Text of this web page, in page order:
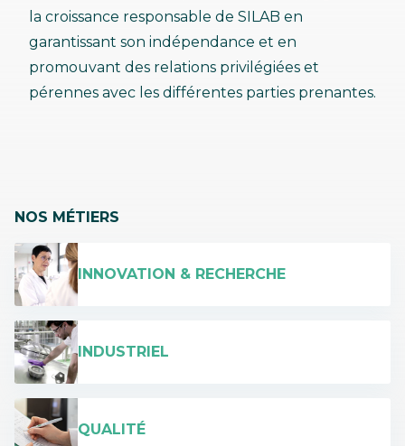
la croissance responsable de SILAB en
garantissant son indépendance et en
promouvant des relations privilégiées et
pérennes avec les différentes parties prenantes.
NOS MÉTIERS
INNOVATION & RECHERCHE
INDUSTRIEL
QUALITÉ